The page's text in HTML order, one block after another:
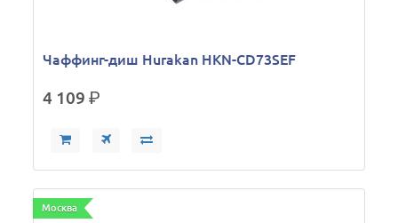
Чаффинг-диш Hurakan HKN-CD73SEF
4 109р.
Москва